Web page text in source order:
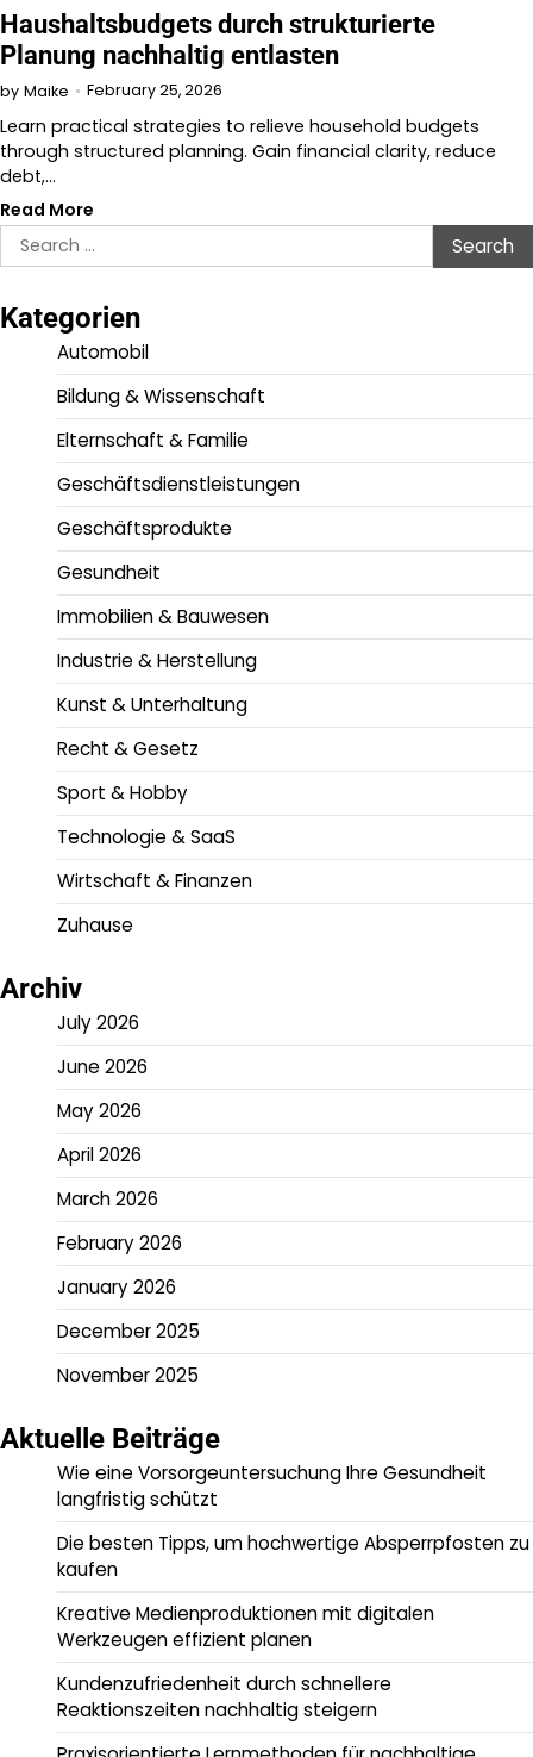
Haushaltsbudgets durch strukturierte
Planung nachhaltig entlasten
by Maike February 25, 2026
Learn practical strategies to relieve household budgets
through structured planning. Gain financial clarity, reduce
debt,…
Read More
Search
for:
Kategorien
Automobil
Bildung & Wissenschaft
Elternschaft & Familie
Geschäftsdienstleistungen
Geschäftsprodukte
Gesundheit
Immobilien & Bauwesen
Industrie & Herstellung
Kunst & Unterhaltung
Recht & Gesetz
Sport & Hobby
Technologie & SaaS
Wirtschaft & Finanzen
Zuhause
Archiv
July 2026
June 2026
May 2026
April 2026
March 2026
February 2026
January 2026
December 2025
November 2025
Aktuelle Beiträge
Wie eine Vorsorgeuntersuchung Ihre Gesundheit
langfristig schützt
Die besten Tipps, um hochwertige Absperrpfosten zu
kaufen
Kreative Medienproduktionen mit digitalen
Werkzeugen effizient planen
Kundenzufriedenheit durch schnellere
Reaktionszeiten nachhaltig steigern